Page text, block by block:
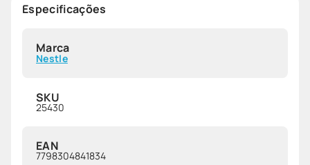
Especificações
Marca
Nestle
SKU
25430
EAN
7798304841834